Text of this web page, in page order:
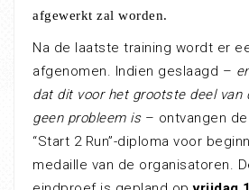
afgewerkt zal worden.
Na de laatste training wordt er
afgenomen. Indien geslaagd –
dat dit voor het grootste deel van
geen probleem is – ontvangen
“Start 2 Run”-diploma voor
medaille van de organisatoren.